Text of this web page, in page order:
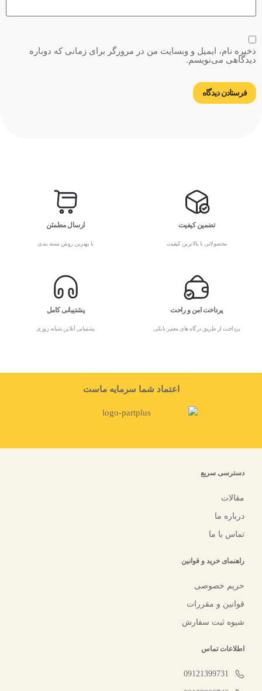
ذخیره نام، ایمیل و وبسایت من در مرورگر برای زمانی که دوباره
دیدگاهی می‌نویسم.
تضمین کیفیت
محصولاتی با بالاترین کیفیت
ارسال مطمئن
با بهترین روش بسته بندی
پرداخت امن و راحت
پرداخت از طریق درگاه های معتبر بانکی
پشتیبانی کامل
پشتیبانی آنلاین شبانه روزی
اعتماد شما سرمایه ماست
دسترسی سریع
مقالات
درباره ما
تماس با ما
راهنمای خرید و قوانین
حریم خصوصی
قوانین و مقررات
شیوه ثبت سفارش
اطلاعات تماس
09121399731